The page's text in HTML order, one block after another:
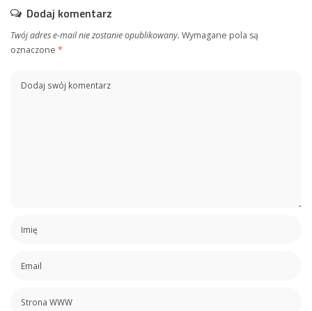
Dodaj komentarz
Twój adres e-mail nie zostanie opublikowany. Wymagane pola są
oznaczone *